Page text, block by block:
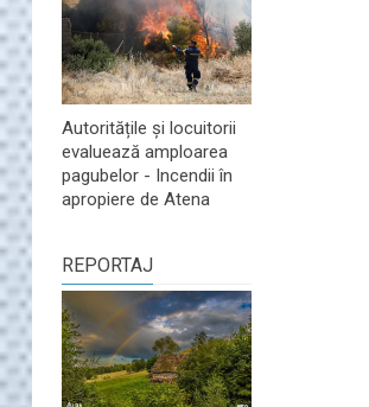
Autoritățile și locuitorii
evaluează amploarea
pagubelor - Incendii în
apropiere de Atena
REPORTAJ